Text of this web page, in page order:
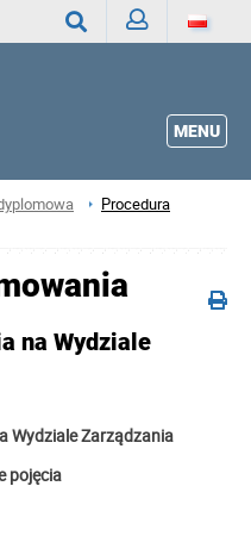
MENU
Procedura
na Wydziale
Wydziale Zarządzania
pojęcia